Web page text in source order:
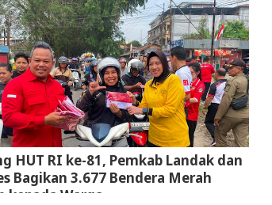
HUT RI ke-81, Pemkab Landak dan
Bagikan 3.677 Bendera Merah
kepada Warga